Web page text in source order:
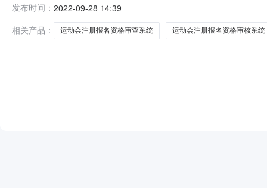
路191号五环大厦联系方式:025851889233供应商（乙
发布时间： 2022-09-28 14:39
相关产品：
运动会注册报名资格审查系统 运动会注册报名资格审核系统